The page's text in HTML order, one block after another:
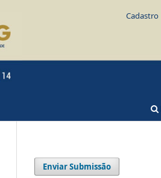
Cadastro
Enviar Submissão